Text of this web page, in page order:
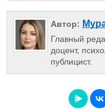
Автор:
Главный
доцент,
публицист.